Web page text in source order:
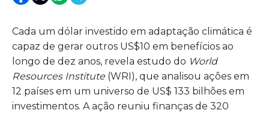
Cada um dólar investido em adaptação climática é
capaz de gerar outros US$10 em benefícios ao
longo de dez anos, revela estudo do World
Resources Institute(WRI), que analisou ações em
12 países em um universo de US$ 133 bilhões em
investimentos. A ação reuniu finanças de 320